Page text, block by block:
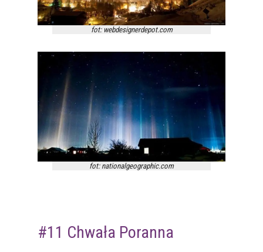
fot: webdesignerdepot.com
fot: nationalgeographic.com
#11 Chwała Poranna